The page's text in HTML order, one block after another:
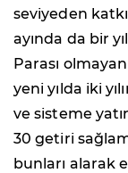
seviyeden katkı
ayında da bir
Parası
yeni yılda iki
ve sisteme
30 getiri
bunları alarak